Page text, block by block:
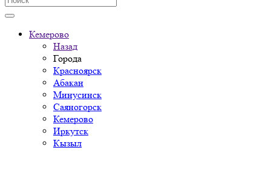
Кемерово
Назад
Города
Красноярск
Абакан
Минусинск
Саяногорск
Кемерово
Иркутск
Кызыл